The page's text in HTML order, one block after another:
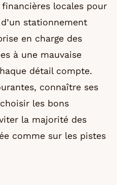
locales pour
d’un stationnement
en charge des
à une mauvaise
détail compte.
connaître ses
les bons
la majorité des
comme sur les pistes